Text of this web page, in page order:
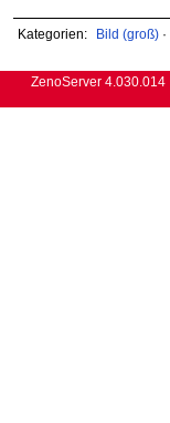
Kategorien: Bild (groß)·
ZenoServer 4.030.014